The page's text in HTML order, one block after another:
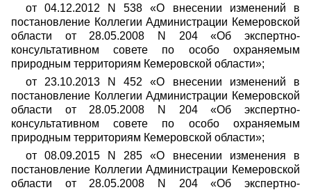
от 04.12.2012 N 538 «О внесении изменений в
постановление Коллегии Администрации Кемеровской
области от 28.05.2008 N 204 «Об экспертно-
консультативном совете по особо охраняемым
природным территориям Кемеровской области»;
от 23.10.2013 N 452 «О внесении изменений в
постановление Коллегии Администрации Кемеровской
области от 28.05.2008 N 204 «Об экспертно-
консультативном совете по особо охраняемым
природным территориям Кемеровской области»;
от 08.09.2015 N 285 «О внесении изменения в
постановление Коллегии Администрации Кемеровской
области от 28.05.2008 N 204 «Об экспертно-